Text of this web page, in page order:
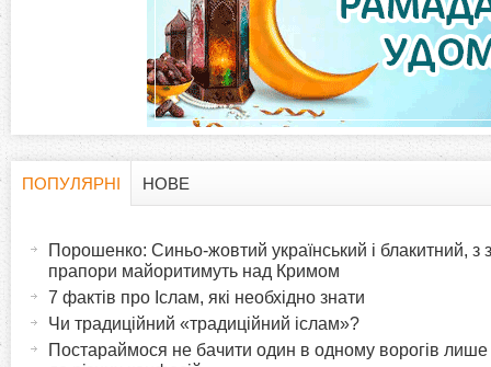
ПОПУЛЯРНІ
НОВЕ
Порошенко: Синьо-жовтий український і блакитний, з
прапори майоритимуть над Кримом
7 фактів про Іслам, які необхідно знати
Чи традиційний «традиційний іслам»?
Постараймося не бачити один в одному ворогів лише